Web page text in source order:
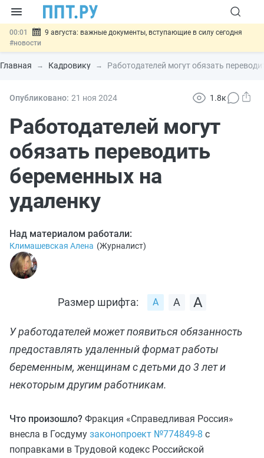
00:01
9 августа: важные документы, вступающие в силу сегодня
#новости
07.08 Подписан закон о блокировке продажи опасных товаров через
«Честный знак»#новости
07.08 Госпошлину за устранение ошибок в документах предлагают
07.08
Разработают единые критерии трудовых и ГПХ-
отношений #новости
Главная Кадровику Работодателей могут обязать
Опубликовано: 21 ноя 2024 1.8к
Работодателей могут
обязать переводить
беременных на
удаленку
Над материалом работали:
Климашевская Алена (Журналист)
Размер шрифта:
У работодателей может появиться обязанность
предоставлять удаленный формат работы
беременным, женщинам с детьми до 3 лет и
некоторым другим работникам.
Что произошло? Фракция «Справедливая Россия»
внесла в Госдуму законопроект №774849-8 с
поправками в Трудовой кодекс Российской